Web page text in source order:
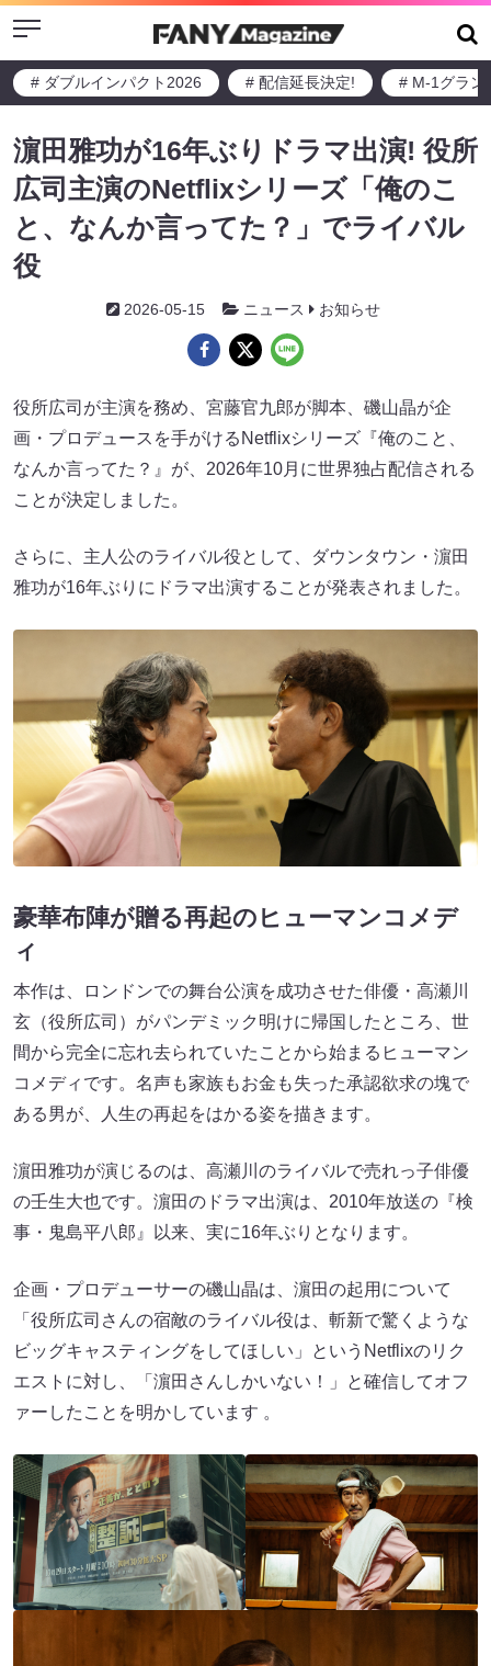
Menu
# ダブルインパクト2026 # 配信延長決定! # M-1グラン
濵田雅功が16年ぶりドラマ出演! 役所
広司主演のNetflixシリーズ「俺のこ
と、なんか言ってた？」でライバル
役
2026-05-15 ニュース お知らせ
役所広司が主演を務め、宮藤官九郎が脚本、磯山晶が企
画・プロデュースを手がけるNetflixシリーズ『俺のこと、
なんか言ってた？』が、2026年10月に世界独占配信される
ことが決定しました。
さらに、主人公のライバル役として、ダウンタウン・濵田
雅功が16年ぶりにドラマ出演することが発表されました。
豪華布陣が贈る再起のヒューマンコメデ
ィ
本作は、ロンドンでの舞台公演を成功させた俳優・高瀬川
玄（役所広司）がパンデミック明けに帰国したところ、世
間から完全に忘れ去られていたことから始まるヒューマン
コメディです。名声も家族もお金も失った承認欲求の塊で
ある男が、人生の再起をはかる姿を描きます。
濵田雅功が演じるのは、高瀬川のライバルで売れっ子俳優
の壬生大也です。濵田のドラマ出演は、2010年放送の『検
事・鬼島平八郎』以来、実に16年ぶりとなります。
企画・プロデューサーの磯山晶は、濵田の起用について
「役所広司さんの宿敵のライバル役は、斬新で驚くような
ビッグキャスティングをしてほしい」というNetflixのリク
エストに対し、「濵田さんしかいない！」と確信してオフ
ァーしたことを明かしています 。